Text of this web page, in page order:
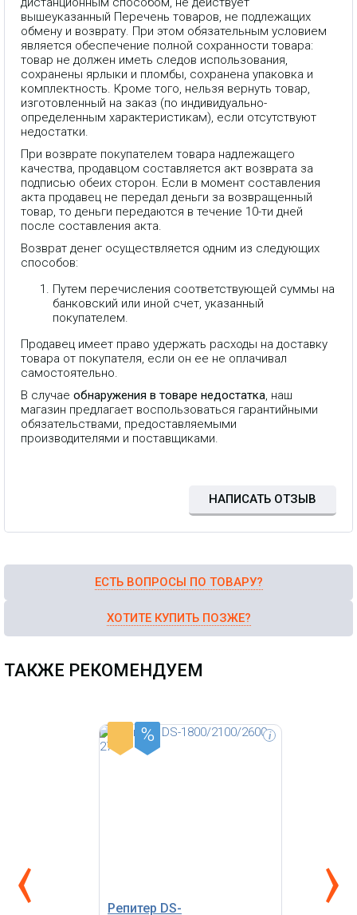
вышеуказанный Перечень товаров, не подлежащих
обмену и возврату. При этом обязательным условием
является обеспечение полной сохранности товара:
товар не должен иметь следов использования,
сохранены ярлыки и пломбы, сохранена упаковка и
комплектность. Кроме того, нельзя вернуть товар,
изготовленный на заказ (по индивидуально-
определенным характеристикам), если отсутствуют
недостатки.
При возврате покупателем товара надлежащего
качества, продавцом составляется акт возврата за
подписью обеих сторон. Если в момент составления
акта продавец не передал деньги за возвращенный
товар, то деньги передаются в течение 10-ти дней
после составления акта.
Возврат денег осуществляется одним из следующих
способов:
Путем перечисления соответствующей суммы на
банковский или иной счет, указанный
покупателем.
Продавец имеет право удержать расходы на доставку
товара от покупателя, если он ее не оплачивал
самостоятельно.
В случае обнаружения в товаре недостатка , наш
магазин предлагает воспользоваться гарантийными
обязательствами, предоставляемыми
производителями и поставщиками.
НАПИСАТЬ ОТЗЫВ
ЕСТЬ ВОПРОСЫ ПО ТОВАРУ?
ХОТИТЕ КУПИТЬ ПОЗЖЕ?
ТАКЖЕ РЕКОМЕНДУЕМ
%
Репитер DS-
i
Трехдиапазонный усилитель
1800/2100/2600 МГц, стандарт 2G
дБм (500 мВт), площадь покрытия
до 1 500 м². *Внешний вид
устройства может отличаться